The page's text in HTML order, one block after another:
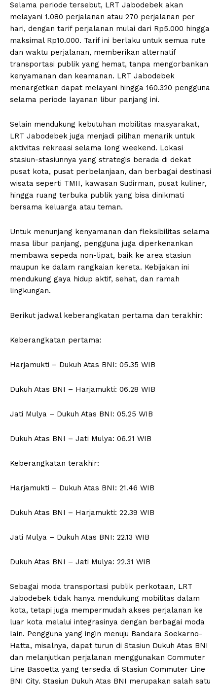
Selama periode tersebut, LRT Jabodebek akan
melayani 1.080 perjalanan atau 270 perjalanan per
hari, dengan tarif perjalanan mulai dari Rp5.000 hingga
maksimal Rp10.000. Tarif ini berlaku untuk semua rute
dan waktu perjalanan, memberikan alternatif
transportasi publik yang hemat, tanpa mengorbankan
kenyamanan dan keamanan. LRT Jabodebek
menargetkan dapat melayani hingga 160.320 pengguna
selama periode layanan libur panjang ini.
Selain mendukung kebutuhan mobilitas masyarakat,
LRT Jabodebek juga menjadi pilihan menarik untuk
aktivitas rekreasi selama long weekend. Lokasi
stasiun-stasiunnya yang strategis berada di dekat
pusat kota, pusat perbelanjaan, dan berbagai destinasi
wisata seperti TMII, kawasan Sudirman, pusat kuliner,
hingga ruang terbuka publik yang bisa dinikmati
bersama keluarga atau teman.
Untuk menunjang kenyamanan dan fleksibilitas selama
masa libur panjang, pengguna juga diperkenankan
membawa sepeda non-lipat, baik ke area stasiun
maupun ke dalam rangkaian kereta. Kebijakan ini
mendukung gaya hidup aktif, sehat, dan ramah
lingkungan.
Berikut jadwal keberangkatan pertama dan terakhir:
Keberangkatan pertama:
Harjamukti – Dukuh Atas BNI: 05.35 WIB
Dukuh Atas BNI – Harjamukti: 06.28 WIB
Jati Mulya – Dukuh Atas BNI: 05.25 WIB
Dukuh Atas BNI – Jati Mulya: 06.21 WIB
Keberangkatan terakhir:
Harjamukti – Dukuh Atas BNI: 21.46 WIB
Dukuh Atas BNI – Harjamukti: 22.39 WIB
Jati Mulya – Dukuh Atas BNI: 22.13 WIB
Dukuh Atas BNI – Jati Mulya: 22.31 WIB
Sebagai moda transportasi publik perkotaan, LRT
Jabodebek tidak hanya mendukung mobilitas dalam
kota, tetapi juga mempermudah akses perjalanan ke
luar kota melalui integrasinya dengan berbagai moda
lain. Pengguna yang ingin menuju Bandara Soekarno-
Hatta, misalnya, dapat turun di Stasiun Dukuh Atas BNI
dan melanjutkan perjalanan menggunakan Commuter
Line Basoetta yang tersedia di Stasiun Commuter Line
BNI City. Stasiun Dukuh Atas BNI merupakan salah satu